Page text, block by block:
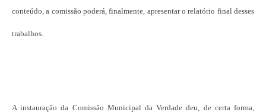
conteúdo, a comissão poderá, finalmente, apresentar o relatório final desses
trabalhos.
A instauração da Comissão Municipal da Verdade deu, de certa forma,